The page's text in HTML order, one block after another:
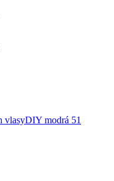
DIY modrá 51